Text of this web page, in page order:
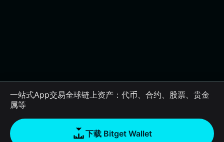
一站式App交易全球链上资产：代币、合约、股票、贵金
属等
下载 Bitget Wallet